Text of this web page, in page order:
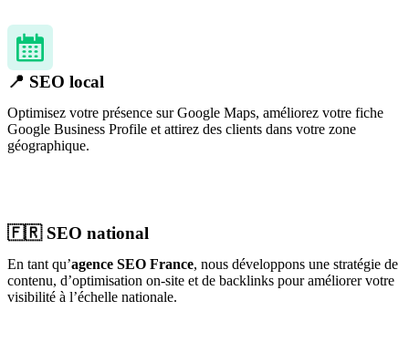
📍 SEO local
Optimisez votre présence sur Google Maps, améliorez votre fiche
Google Business Profile et attirez des clients dans votre zone
géographique.
🇫🇷 SEO national
En tant qu’agence SEO France, nous développons une stratégie de
contenu, d’optimisation on-site et de backlinks pour améliorer votre
visibilité à l’échelle nationale.